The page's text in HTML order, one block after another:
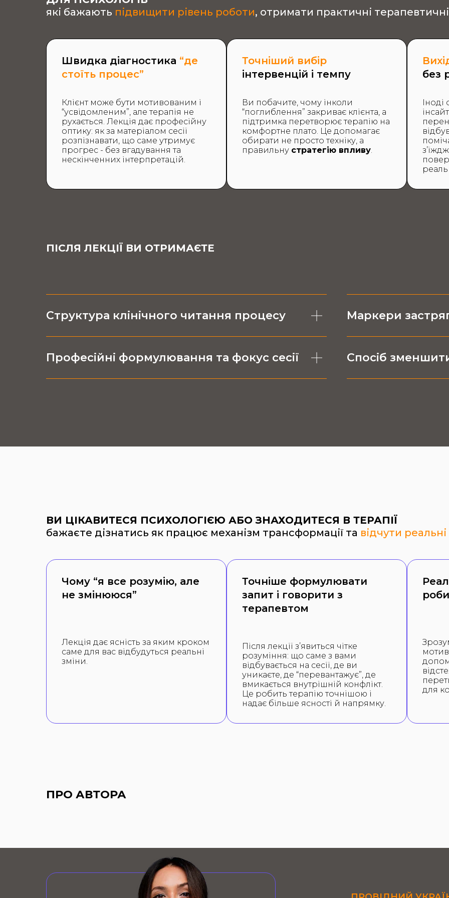
які бажають підвищити рівень роботи, отримати практичні
Швидка діагностика “де
стоїть процес”
Клієнт може бути мотивованим і
“усвідомленим”, але терапія не
рухається. Лекція дає професійну
оптику: як за матеріалом сесії
розпізнавати, що саме утримує
прогрес - без вгадування та
нескінченних інтерпретацій.
Точніший вибір
інтервенцій і темпу
Ви побачите, чому інколи
“поглиблення” закриває клієнта, а
підтримка перетворює терапію на
комфортне плато. Це допомагає
обирати не просто техніку, а
правильну стратегію впливу.
без
Іноді
ПІСЛЯ ЛЕКЦІЇ ВИ ОТРИМАЄТЕ
Структура клінічного читання процесу
Професійні формулювання та фокус сесії
Маркери
Спосіб
ВИ ЦІКАВИТЕСЯ ПСИХОЛОГІЄЮ АБО ЗНАХОДИТЕСЯ В ТЕРАПІЇ
бажаєте дізнатись як працює механізм трансформації та відчути
Чому “я все розумію, але
не змінююся”
Лекція дає ясність за яким кроком
саме для вас відбудуться реальні
зміни.
Точніше формулювати
запит і говорити з
терапевтом
Після лекції з’явиться чітке
розуміння: що саме з вами
відбувається на сесії, де ви
уникаєте, де “перевантажує”, де
вмикається внутрішній конфлікт.
Це робить терапію точнішою і
надає більше ясності й напрямку.
для
ПРО АВТОРА